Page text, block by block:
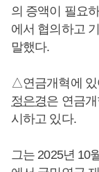
의 증액이 필요
에서 협의하고
말했다.
△연금개혁에 있
정은경은 연금
시하고 있다.
그는 2025년 10